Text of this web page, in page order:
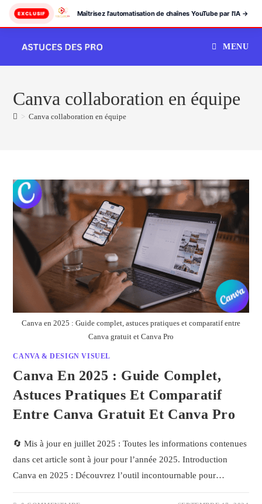
EXCLUSIF Maîtrisez l'automatisation de chaînes YouTube par l'IA →
content
MENU
Canva collaboration en équipe
> Canva collaboration en équipe
Canva en 2025 : Guide complet, astuces pratiques et comparatif entre
Canva gratuit et Canva Pro
CANVA & DESIGN VISUEL
Canva En 2025 : Guide Complet,
Astuces Pratiques Et Comparatif
Entre Canva Gratuit Et Canva Pro
🔄 Mis à jour en juillet 2025 : Toutes les informations contenues
dans cet article sont à jour pour l’année 2025. Introduction
Canva en 2025 : Découvrez l’outil incontournable pour…